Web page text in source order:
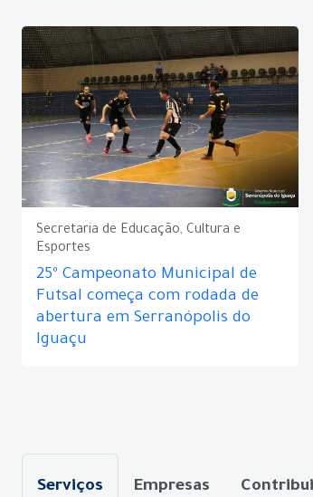
Secretaria de Educação, Cultura e
Esportes
25º Campeonato Municipal de
Futsal começa com rodada de
abertura em Serranópolis do
Iguaçu
Serviços Empresas